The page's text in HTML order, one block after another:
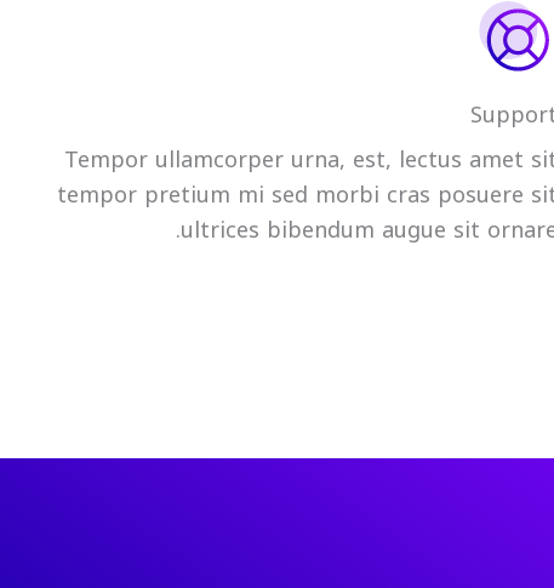
Tempor ullamcorper urna, est, lectus amet
tempor pretium mi sed morbi cras posuere
ultrices bibendum augue sit